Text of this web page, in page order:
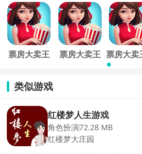
游版
易版
360
票房大卖王
票房大卖王
票房大卖
类似游戏
红楼梦人生游戏
角色扮演72.28 MB
红楼梦大庄园